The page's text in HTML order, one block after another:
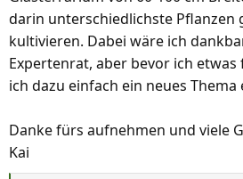
darin unterschiedlichste Pflanzen
kultivieren. Dabei wäre ich
Expertenrat, aber bevor ich etwas
ich dazu einfach ein neues Thema
Danke fürs aufnehmen und viele
Kai